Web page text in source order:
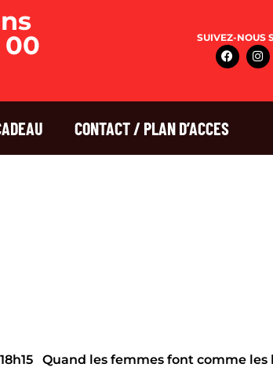
00 SUIVEZ-NOUS
CONTACT / PLAN D’ACCES
Quand les femmes font comme les